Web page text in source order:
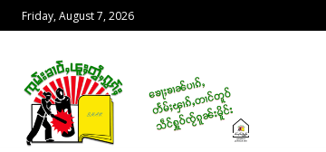
Friday, August 7, 2026